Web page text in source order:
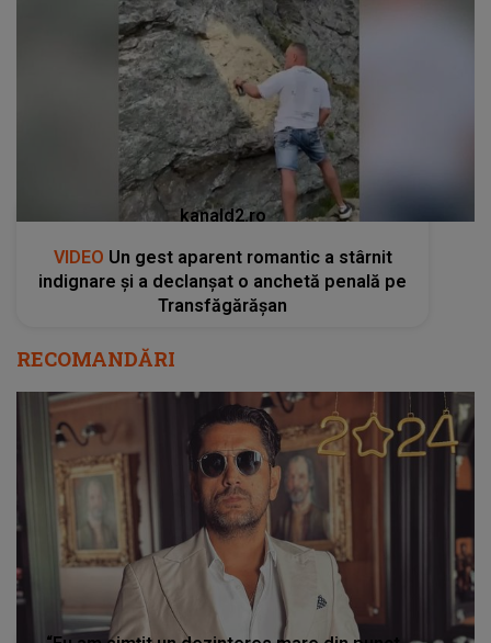
kanald2.ro
VIDEO Un gest aparent romantic a stârnit
indignare și a declanșat o anchetă penală pe
Transfăgărășan
RECOMANDĂRI